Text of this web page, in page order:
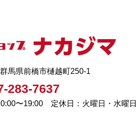
馬県前橋市樋越町250-1
283-7637
〜19:00 定休日：火曜日・水曜日